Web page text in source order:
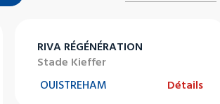
RIVA RÉGÉNÉRATION
Stade Kieffer
OUISTREHAM
Détails